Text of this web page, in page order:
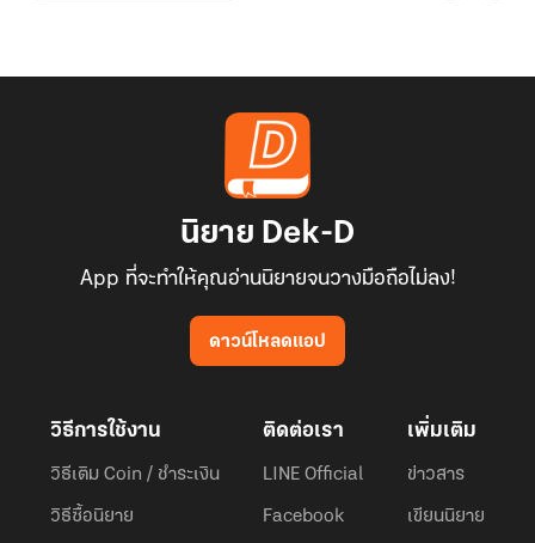
นิยาย Dek-D
App ที่จะทำให้คุณอ่านนิยายจนวางมือถือไม่ลง!
ดาวน์โหลดแอป
วิธีการใช้งาน
วิธีเติม Coin / ชำระเงิน
วิธีซื้อนิยาย
ติดต่อเรา
LINE Official
Facebook
เพิ่มเติม
ข่าวสาร
เขียนนิยาย